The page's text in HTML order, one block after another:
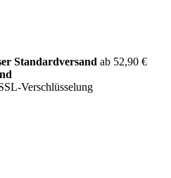
Standardversand ab 52,90 €
Verschlüsselung